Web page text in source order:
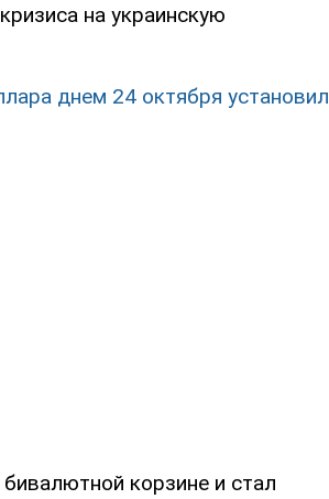
на украинскую
днем 24 октября установил
корзине и стал